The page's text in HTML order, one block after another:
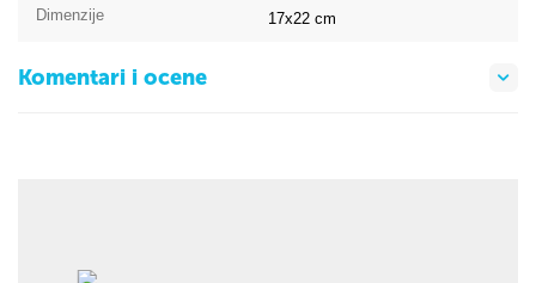
Dimenzije 17x22cm
Komentari i ocene